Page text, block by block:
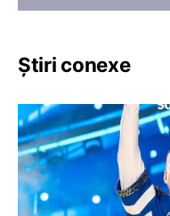
Știri conexe